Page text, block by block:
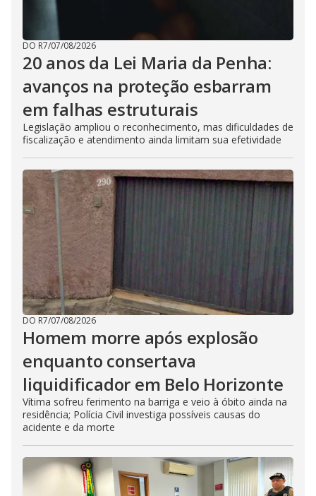
DO R7/07/08/2026
20 anos da Lei Maria da Penha:
avanços na proteção esbarram
em falhas estruturais
Legislação ampliou o reconhecimento, mas dificuldades de
fiscalização e atendimento ainda limitam sua efetividade
DO R7/07/08/2026
Homem morre após explosão
enquanto consertava
liquidificador em Belo Horizonte
Vítima sofreu ferimento na barriga e veio à óbito ainda na
residência; Polícia Civil investiga possíveis causas do
acidente e da morte